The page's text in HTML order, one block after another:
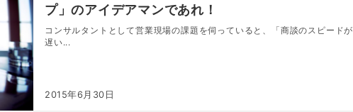
プ」のアイデアマンであれ！
コンサルタントとして営業現場の課題を伺っていると、「商談のスピードが
遅い...
2015年6月30日